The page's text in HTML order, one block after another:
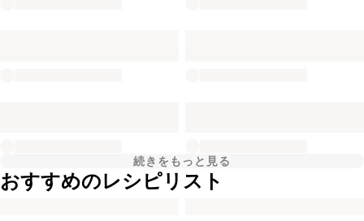
続きをもっと見る
おすすめのレシピリスト